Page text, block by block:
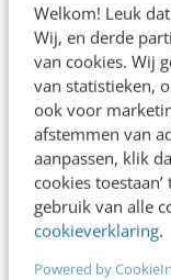
Welkom! Leuk
Wij, en derde
van cookies. Wij
van statistieken,
ook voor
afstemmen van
aanpassen, klik
cookies
gebruik van alle
cookieverklaring.
Powered by
Contact
+31 30 200
Tarieven
Meer
Frankwatching